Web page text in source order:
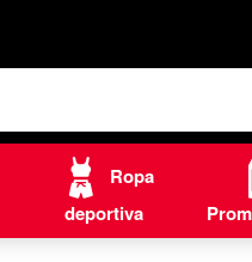
Ropa
deportiva